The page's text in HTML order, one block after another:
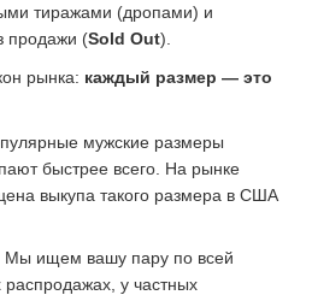
тиражами (дропами) и
продажи (Sold Out).
рынка: каждый размер — это
мужские размеры
быстрее всего. На рынке
выкупа такого размера в США
Мы ищем вашу пару по всей
у частных